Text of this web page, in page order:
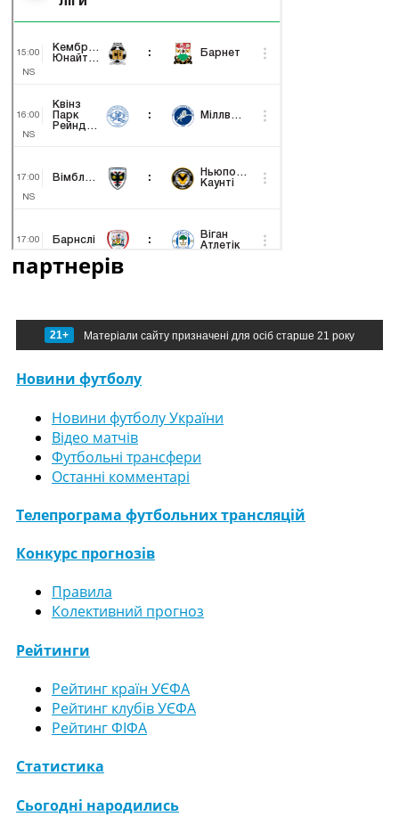
партнерів
21+ Матеріали сайту призначені для осіб старше 21 року
Новини футболу
Новини футболу України
Відео матчів
Футбольні трансфери
Останні комментарі
Телепрограма футбольних трансляцій
Конкурс прогнозів
Правила
Колективний прогноз
Рейтинги
Рейтинг країн УЄФА
Рейтинг клубів УЄФА
Рейтинг ФІФА
Статистика
Сьогодні народились